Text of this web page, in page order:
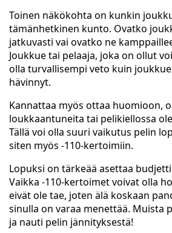
Toinen näkökohta on kunkin
tämänhetkinen kunto. Ovatko
jatkuvasti vai ovatko ne
Joukkue tai pelaaja, joka on ollut
olla turvallisempi veto kuin
hävinnyt.
Kannattaa myös ottaa huomioon,
loukkaantuneita tai pelikiellossa
Tällä voi olla suuri vaikutus pelin
siten myös -110-kertoimiin.
Lopuksi on tärkeää asettaa
Vaikka -110-kertoimet voivat olla
eivät ole tae, joten älä koskaan
sinulla on varaa menettää. Muista
ja nauti pelin jännityksestä!